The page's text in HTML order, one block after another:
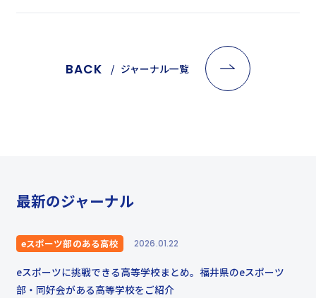
最新のジャーナル
eスポーツ部のある高校 2026.01.22
eスポーツに挑戦できる高等学校まとめ。福井県のeスポーツ
部・同好会がある高等学校をご紹介
BACK ジャーナル一覧